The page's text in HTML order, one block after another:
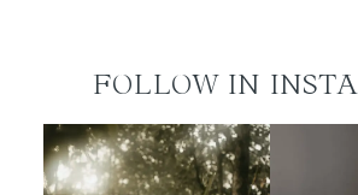
FOLLOW IN